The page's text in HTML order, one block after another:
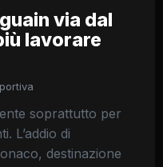
via dal
lavorare
soprattutto per
L’addio di
destinazione